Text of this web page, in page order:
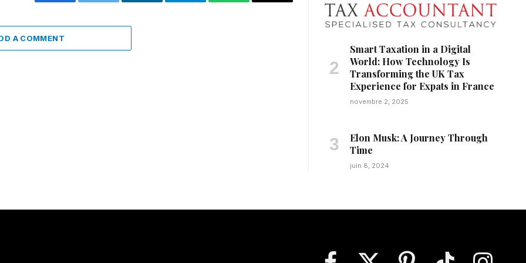
A COMMENT
Smart Taxation in a Digital
World: How Technology Is
Transforming the UK Tax
Experience for Expats in France
novembre 2, 2025
Elon Musk: A Journey Through
Time
juin 8, 2024